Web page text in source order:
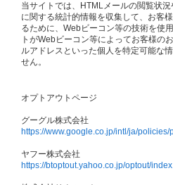
当サイトでは、HTMLメールの閲覧状
に関する統計的情報を収集して、お客
るために、Webビーコン等の技術を使
トがWebビーコン等によってお客様の
ルアドレスといった個人を特定可能な
せん。
オプトアウトページ
グーグル株式会社
https://www.google.co.jp/intl/ja/policies/
ヤフー株式会社
https://btoptout.yahoo.co.jp/optout/